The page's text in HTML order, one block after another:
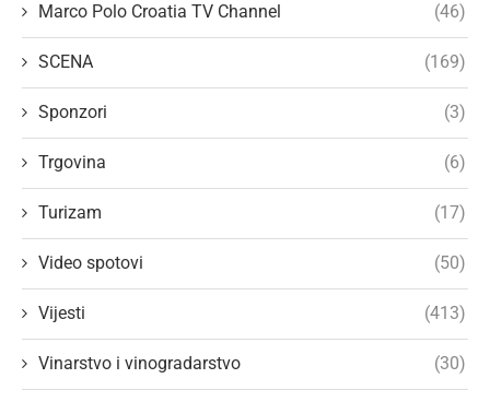
Marco Polo Croatia TV Channel (46)
SCENA (169)
Sponzori (3)
Trgovina (6)
Turizam (17)
Video spotovi (50)
Vijesti (413)
Vinarstvo i vinogradarstvo (30)